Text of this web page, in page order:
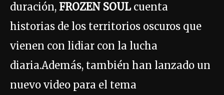
duración, FROZEN SOULcuenta
historias de los territorios oscuros que
vienen con lidiar con la lucha
diaria.Además, también han lanzado un
nuevo video para el tema